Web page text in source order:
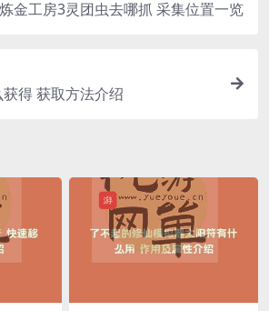
金工房3灵团虫去哪抓 采集位置一览
得 获取方法介绍